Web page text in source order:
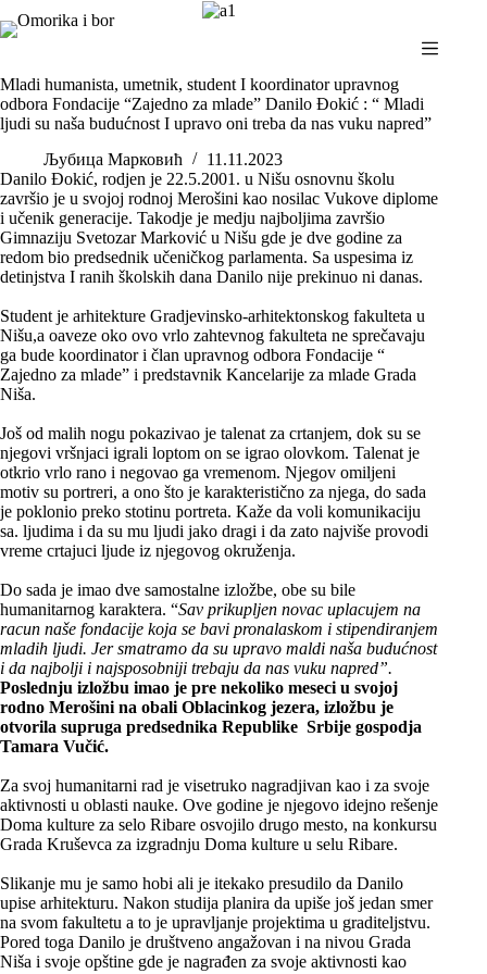
to
Mladi humanista, umetnik, student I koordinator upravnog
odbora Fondacije “Zajedno za mlade” Danilo Đokić : “ Mladi
ljudi su naša budućnost I upravo oni treba da nas vuku napred”
Љубица Марковић
11.11.2023
Danilo Đokić, rodjen je 22.5.2001. u Nišu osnovnu školu
završio je u svojoj rodnoj Merošini kao nosilac Vukove diplome
i učenik generacije. Takodje je medju najboljima završio
Gimnaziju Svetozar Marković u Nišu gde je dve godine za
redom bio predsednik učeničkog parlamenta. Sa uspesima iz
detinjstva I ranih školskih dana Danilo nije prekinuo ni danas.
Student je arhitekture Gradjevinsko-arhitektonskog fakulteta u
Nišu,a oaveze oko ovo vrlo zahtevnog fakulteta ne sprečavaju
ga bude koordinator i član upravnog odbora Fondacije “
Zajedno za mlade” i predstavnik Kancelarije za mlade Grada
Niša.
Još od malih nogu pokazivao je talenat za crtanjem, dok su se
njegovi vršnjaci igrali loptom on se igrao olovkom. Talenat je
otkrio vrlo rano i negovao ga vremenom. Njegov omiljeni
motiv su portreri, a ono što je karakteristično za njega, do sada
je poklonio preko stotinu portreta. Kaže da voli komunikaciju
sa. ljudima i da su mu ljudi jako dragi i da zato najviše provodi
vreme crtajuci ljude iz njegovog okruženja.
Do sada je imao dve samostalne izložbe, obe su bile
humanitarnog karaktera. “Sav prikupljen novac uplacujem na
racun naše fondacije koja se bavi pronalaskom i stipendiranjem
mladih ljudi. Jer smatramo da su upravo maldi naša budućnost
i da najbolji i najsposobniji trebaju da nas vuku napred”.
Poslednju izložbu imao je pre nekoliko meseci u svojoj
rodno Merošini na obali Oblacinkog jezera, izložbu je
otvorila supruga predsednika Republike Srbije gospodja
Tamara Vučić.
Za svoj humanitarni rad je visetruko nagradjivan kao i za svoje
aktivnosti u oblasti nauke. Ove godine je njegovo idejno rešenje
Doma kulture za selo Ribare osvojilo drugo mesto, na konkursu
Grada Kruševca za izgradnju Doma kulture u selu Ribare.
Slikanje mu je samo hobi ali je itekako presudilo da Danilo
upise arhitekturu. Nakon studija planira da upiše još jedan smer
na svom fakultetu a to je upravljanje projektima u graditeljstvu.
Pored toga Danilo je društveno angažovan i na nivou Grada
Niša i svoje opštine gde je nagrađen za svoje aktivnosti kao